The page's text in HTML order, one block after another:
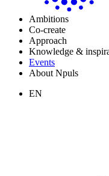
Ambitions
Co-create
Approach
Knowledge &
Events
About Npuls
EN